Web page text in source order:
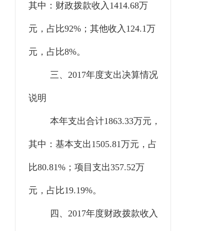
其中：财政拨款收入1414.68万
元，占比92%；其他收入124.1万
元，占比8%。
三、 2017年度支出决算情况
说明
本年支出合计1863.33万元，
其中：基本支出1505.81万元，占
比80.81%；项目支出357.52万
元，占比19.19%。
四、 2017年度财政拨款收入